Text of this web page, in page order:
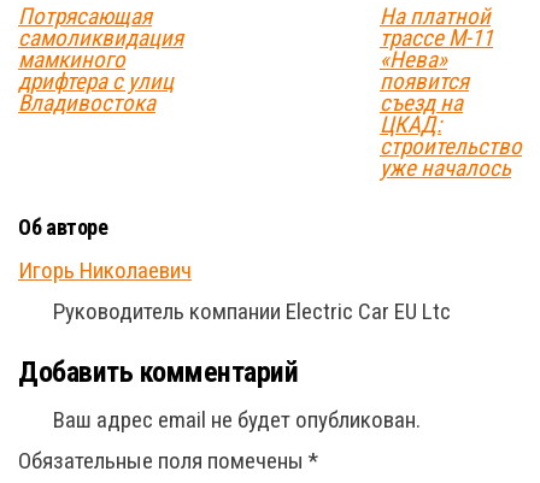
Потрясающая
самоликвидация
мамкиного
дрифтера с улиц
Владивостока
На платной
трассе М-11
«Нева»
появится
съезд на
ЦКАД:
строительство
уже началось
Об авторе
Игорь Николаевич
Руководитель компании Electric Car EU Ltc
Добавить комментарий
Ваш адрес email не будет опубликован.
Обязательные поля помечены *